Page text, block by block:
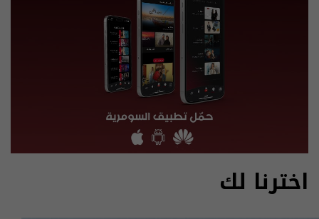
اخترنا لك